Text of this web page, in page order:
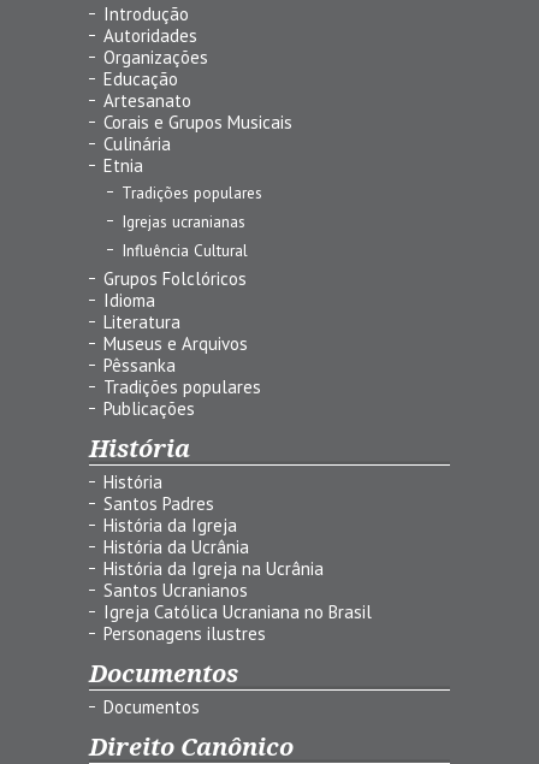
Introdução
Autoridades
Organizações
Educação
Artesanato
Corais e Grupos Musicais
Culinária
Etnia
Tradições populares
Igrejas ucranianas
Influência Cultural
Grupos Folclóricos
Idioma
Literatura
Museus e Arquivos
Pêssanka
Tradições populares
Publicações
História
História
Santos Padres
História da Igreja
História da Ucrânia
História da Igreja na Ucrânia
Santos Ucranianos
Igreja Católica Ucraniana no Brasil
Personagens ilustres
Documentos
Documentos
Direito Canônico